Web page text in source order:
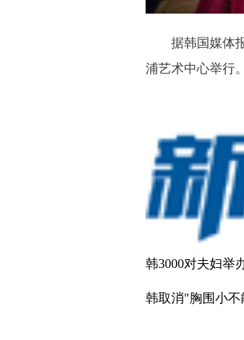
据韩国媒体报
浦艺术中心举行
韩3000对夫妇举
韩取消"胸围小